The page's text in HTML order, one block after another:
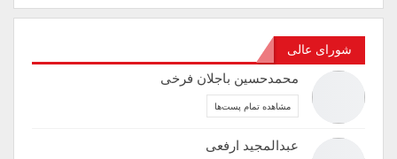
شورای عالی
محمدحسین باجلان فرخی
مشاهده تمام پست‌ها
عبدالمجید ارفعی